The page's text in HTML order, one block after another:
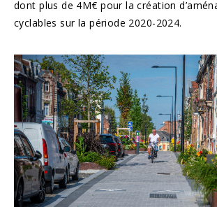
dont plus de 4M€ pour la création
cyclables sur la période 2020-2024.